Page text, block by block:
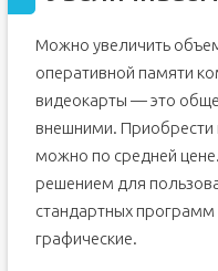
Можно увеличить
оперативной памяти
видеокарты — это
внешними. Приобрести
можно по средней
решением для
стандартных
графические.